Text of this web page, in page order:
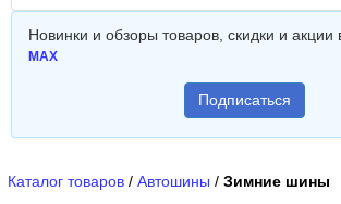
Новинки и обзоры товаров, скидки и
MAX
Подписаться
Каталог товаров / Автошины / Зимние шины